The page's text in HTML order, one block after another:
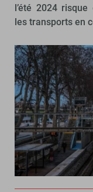
l’été 2024 risque
les transports en